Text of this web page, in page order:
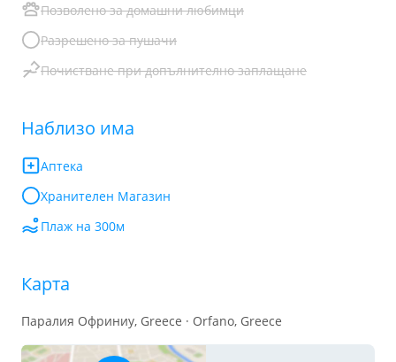
Позволено за домашни любимци
Разрешено за пушачи
Почистване при допълнително заплащане
Наблизо има
Аптека
Хранителен Mагазин
Плаж на 300м
Карта
Паралия Офриниу, Greece · Orfano, Greece